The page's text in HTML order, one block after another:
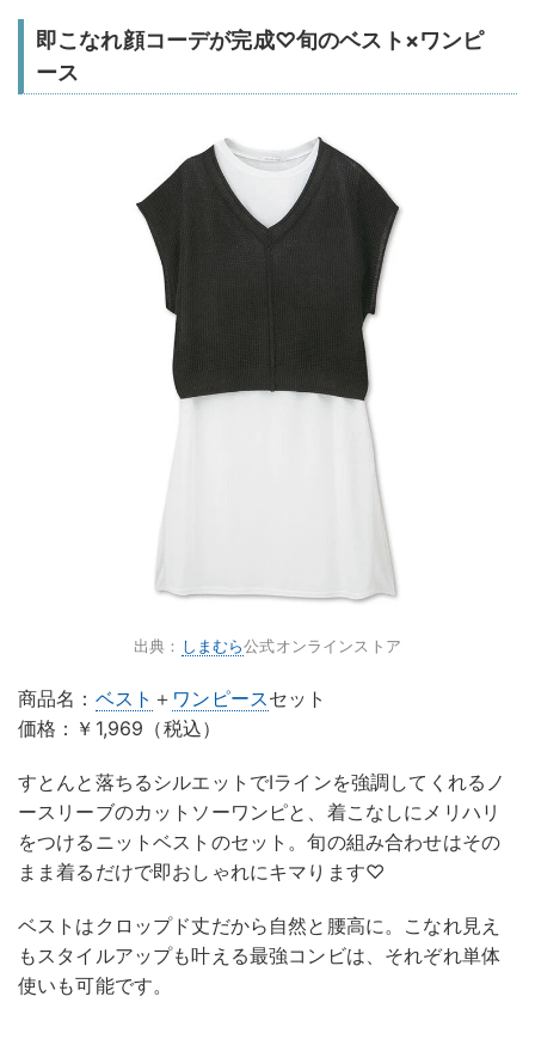
即こなれ顔コーデが完成♡旬のベスト×ワンピ
ース
出典： しまむら公式オンラインストア
商品名： ベスト ＋ ワンピースセット
価格：￥1,969（税込）
すとんと落ちるシルエットでIラインを強調してくれるノ
ースリーブのカットソーワンピと、着こなしにメリハリ
をつけるニットベストのセット。旬の組み合わせはその
まま着るだけで即おしゃれにキマります♡
ベストはクロップド丈だから自然と腰高に。こなれ見え
もスタイルアップも叶える最強コンビは、それぞれ単体
使いも可能です。